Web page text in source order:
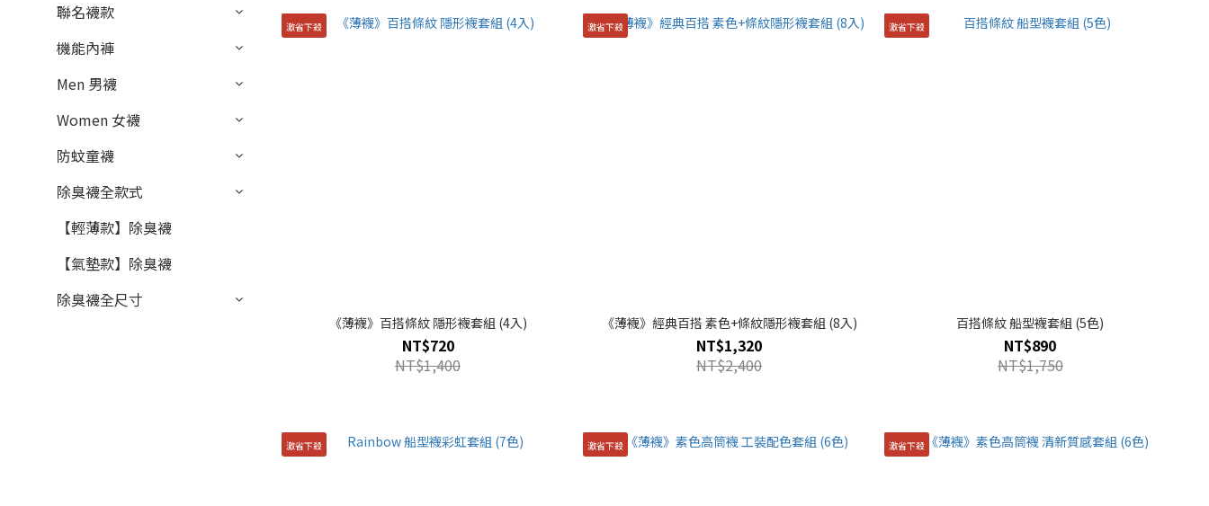
聯名襪款
機能內褲
Men 男襪
Women 女襪
防蚊童襪
除臭襪全款式
【輕薄款】除臭襪
【氣墊款】除臭襪
除臭襪全尺寸
激省下殺
《薄襪》百搭條紋 隱形襪套組 (4入)
NT$720
NT$1,400
激省下殺
《薄襪》經典百搭 素色+條紋隱形襪套組 (8入)
NT$1,320
NT$2,400
激省下殺
百搭條紋 船型襪套組 (5色)
NT$890
NT$1,750
激省下殺 激省下殺 激省下殺